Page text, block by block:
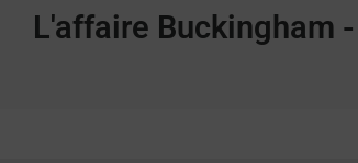
L'affaire Buckingham